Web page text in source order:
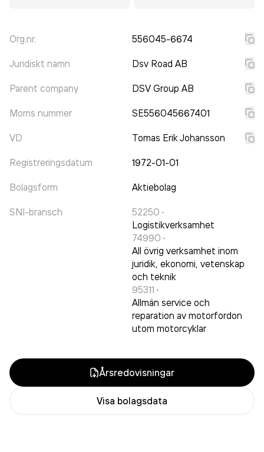
Org.nr. 556045-6674
Juridiskt namn Dsv Road AB
Parent company DSV Group AB
Moms nummer SE556045667401
VD Tomas Erik Johansson
Registreringsdatum 1972-01-01
Bolagsform Aktiebolag
SNI-bransch 52250 ·
Logistikverksamhet
74990 ·
All övrig verksamhet inom
juridik, ekonomi, vetenskap
och teknik
95311 ·
Allmän service och
reparation av motorfordon
utom motorcyklar
Årsredovisningar
Visa bolagsdata